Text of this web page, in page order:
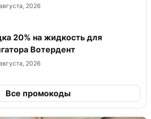
2026
20% на жидкость для
Вотердент
2026
Все промокоды